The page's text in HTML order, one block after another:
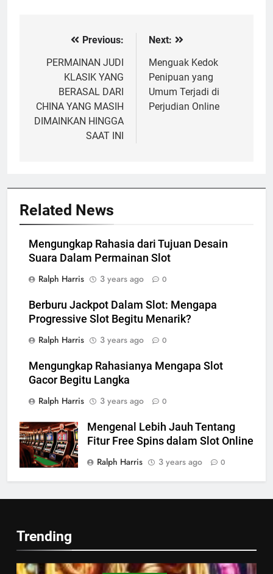
navigation
Previous:
PERMAINAN JUDI
KLASIK YANG
BERASAL DARI
CHINA YANG MASIH
DIMAINKAN HINGGA
SAAT INI
Next:
Menguak Kedok
Penipuan yang
Umum Terjadi di
Perjudian Online
Related News
Mengungkap Rahasia dari Tujuan Desain
Suara Dalam Permainan Slot
Ralph Harris
3 years ago 0
Berburu Jackpot Dalam Slot: Mengapa
Progressive Slot Begitu Menarik?
Ralph Harris
3 years ago 0
Mengungkap Rahasianya Mengapa Slot
Gacor Begitu Langka
Ralph Harris
3 years ago 0
Mengenal Lebih Jauh Tentang
Fitur Free Spins dalam Slot Online
Ralph Harris
3 years ago 0
Trending